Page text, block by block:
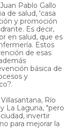
Pablo Gallo
de salud, 'casa
y promoción
Es decir,
en salud, que es
Estos
de esas
básica de
y
Río
La Laguna, "pero
invertir
para mejorar la